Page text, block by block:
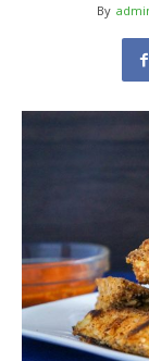
By